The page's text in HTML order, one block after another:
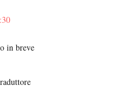
in breve